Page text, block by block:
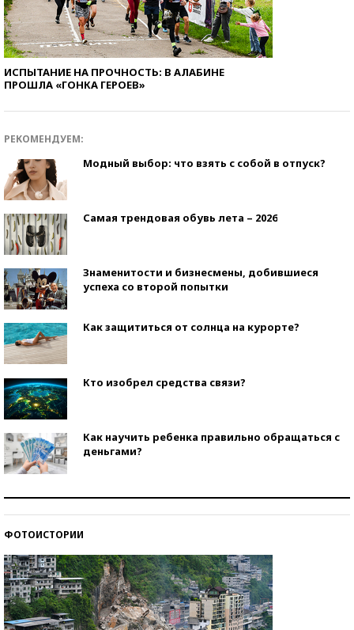
ИСПЫТАНИЕ НА ПРОЧНОСТЬ: В АЛАБИНЕ
ПРОШЛА «ГОНКА ГЕРОЕВ»
РЕКОМЕНДУЕМ:
Модный выбор: что взять с собой в отпуск?
Самая трендовая обувь лета – 2026
Знаменитости и бизнесмены, добившиеся
успеха со второй попытки
Как защититься от солнца на курорте?
Кто изобрел средства связи?
Как научить ребенка правильно обращаться с
деньгами?
ФОТОИСТОРИИ